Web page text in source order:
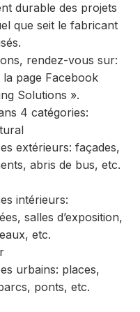
durable des projets
que seit le fabricant
rendez-vous sur:
page Facebook
Solutions ».
4 catégories:
extérieurs: façades,
abris de bus, etc.
intérieurs:
salles d’exposition,
etc.
urbains: places,
ponts, etc.